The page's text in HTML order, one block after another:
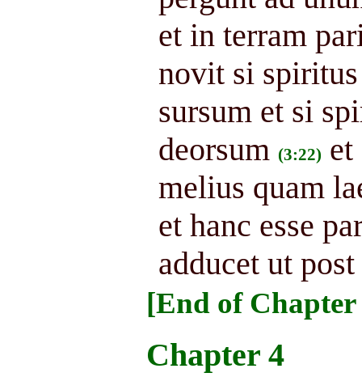
et in terram
novit si
sursum et si
deorsum (3:22) et
melius quam
et hanc esse
adducet ut
[End of Chapter
Chapter 4